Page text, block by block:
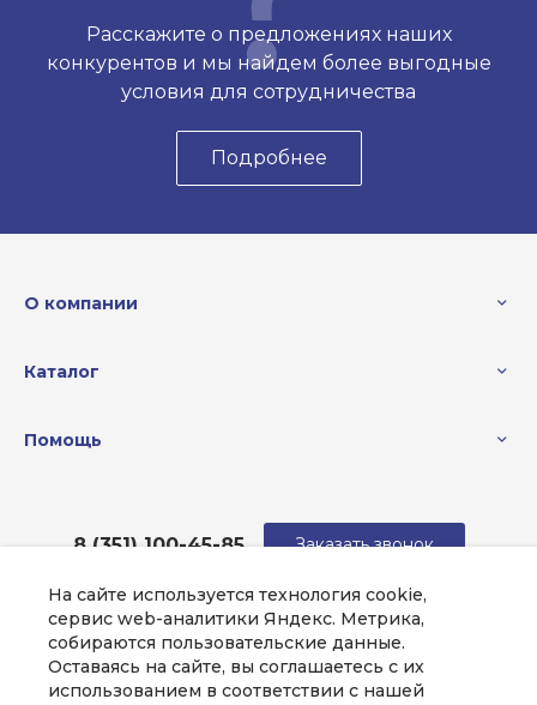
На сайте используется технология cookie,
сервис web-аналитики Яндекс. Метрика,
собираются пользовательские данные.
Оставаясь на сайте, вы соглашаетесь с их
использованием в соответствии с нашей
Расскажите о предложениях наших
конкурентов и мы найдем более выгодные
условия для сотрудничества
Подробнее
О компании
Каталог
Помощь
sale@intecweb.ru
8 (351) 100-45-85
г. Челябинск, ул.Свободы, д.93, оф. 6
Заказать звонок